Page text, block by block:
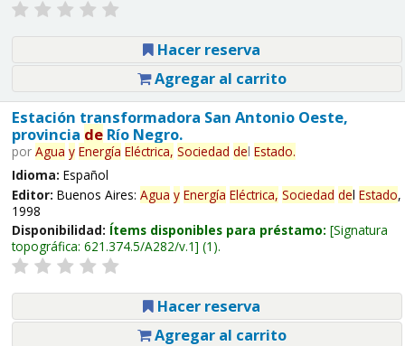
Hacer reserva
Agregar al carrito
Estación transformadora San Antonio Oeste,
provincia deRío Negro.
por Agua y Energía Eléctrica, Sociedad del Estado.
Idioma: Español
Editor: Buenos Aires: Agua y Energía Eléctrica, Sociedad del Estado,
1998
Disponibilidad: Ítems disponibles para préstamo: Signatura
topográfica: 621.374.5/A282/v.1 (1).
Hacer reserva
Agregar al carrito